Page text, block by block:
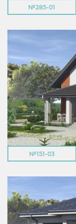
№285-01
№151-03